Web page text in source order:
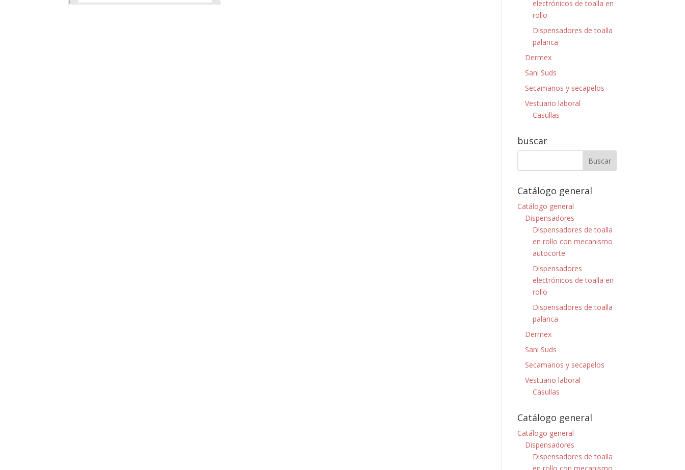
electrónicos de toalla en
rollo
Dispensadores de toalla
palanca
Dermex
Sani Suds
Secamanos y secapelos
Vestuario laboral
Casullas
buscar
Catálogo general
Catálogo general
Dispensadores
Dispensadores de toalla
en rollo con mecanismo
autocorte
Dispensadores
electrónicos de toalla en
rollo
Dispensadores de toalla
palanca
Dermex
Sani Suds
Secamanos y secapelos
Vestuario laboral
Casullas
Catálogo general
Catálogo general
Dispensadores
Dispensadores de toalla